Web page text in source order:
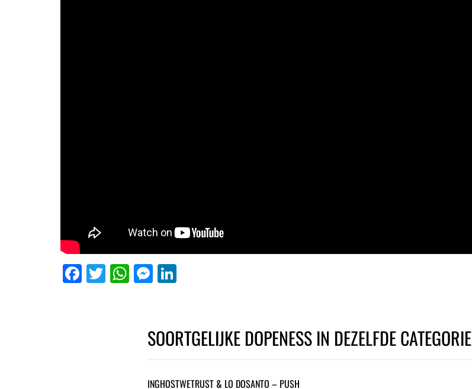
Facebook
Twitter
WhatsApp
Messenger
SOORTGELIJKE DOPENESS IN DEZELFDE CATEGORIE
INGHOSTWETRUST & LO DOSANTO – PUSH